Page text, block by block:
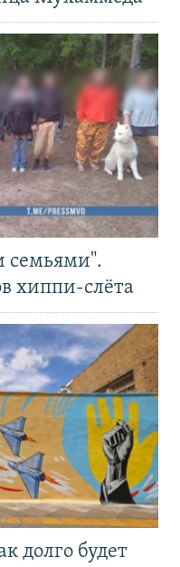
семьями".
хиппи-слёта
долго будет